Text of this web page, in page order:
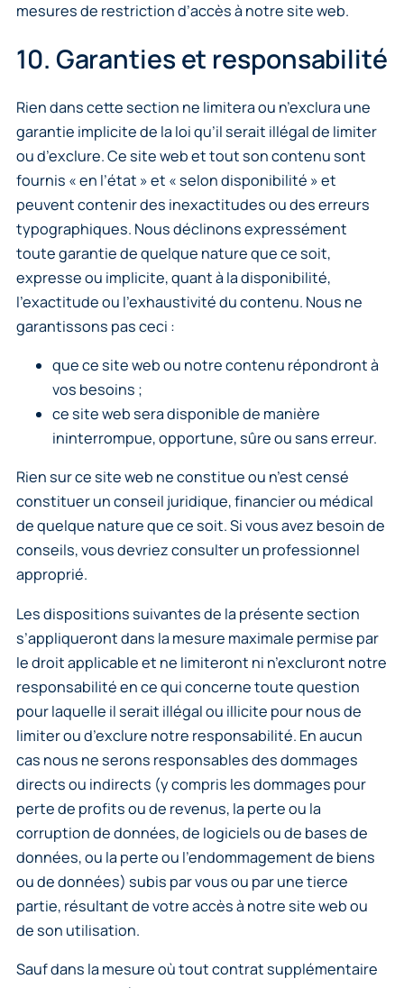
mesures de restriction d’accès à notre site web.
10. Garanties et responsabilité
Rien dans cette section ne limitera ou n’exclura une
garantie implicite de la loi qu’il serait illégal de limiter
ou d’exclure. Ce site web et tout son contenu sont
fournis « en l’état » et « selon disponibilité » et
peuvent contenir des inexactitudes ou des erreurs
typographiques. Nous déclinons expressément
toute garantie de quelque nature que ce soit,
expresse ou implicite, quant à la disponibilité,
l’exactitude ou l’exhaustivité du contenu. Nous ne
garantissons pas ceci :
que ce site web ou notre contenu répondront à
vos besoins ;
ce site web sera disponible de manière
ininterrompue, opportune, sûre ou sans erreur.
Rien sur ce site web ne constitue ou n’est censé
constituer un conseil juridique, financier ou médical
de quelque nature que ce soit. Si vous avez besoin de
conseils, vous devriez consulter un professionnel
approprié.
Les dispositions suivantes de la présente section
s’appliqueront dans la mesure maximale permise par
le droit applicable et ne limiteront ni n’excluront notre
responsabilité en ce qui concerne toute question
pour laquelle il serait illégal ou illicite pour nous de
limiter ou d’exclure notre responsabilité. En aucun
cas nous ne serons responsables des dommages
directs ou indirects (y compris les dommages pour
perte de profits ou de revenus, la perte ou la
corruption de données, de logiciels ou de bases de
données, ou la perte ou l’endommagement de biens
ou de données) subis par vous ou par une tierce
partie, résultant de votre accès à notre site web ou
de son utilisation.
Sauf dans la mesure où tout contrat supplémentaire